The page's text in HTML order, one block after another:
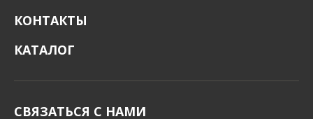
КОНТАКТЫ
КАТАЛОГ
СВЯЗАТЬСЯ С НАМИ